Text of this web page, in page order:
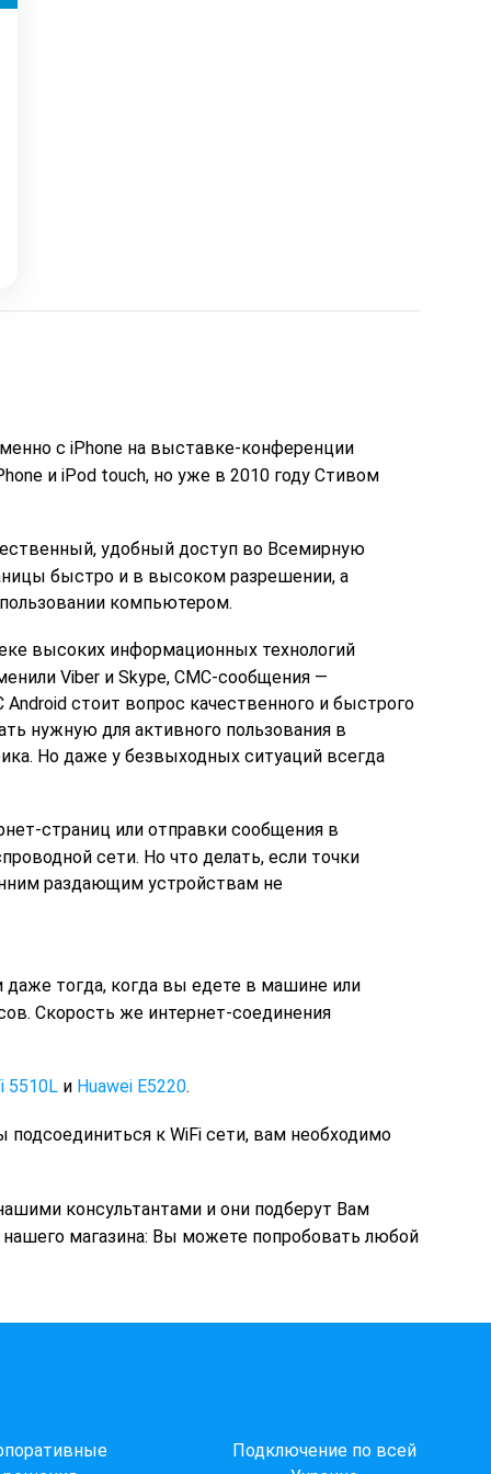
доплатою
с iPhone на выставке-конференции
и iPod touch, но уже в 2010 году Стивом
удобный доступ во Всемирную
быстро и в высоком разрешении, а
компьютером.
высоких информационных технологий
Viber и Skype, СМС-сообщения —
стоит вопрос качественного и быстрого
нужную для активного пользования в
Но даже у безвыходных ситуаций всегда
страниц или отправки сообщения в
сети. Но что делать, если точки
раздающим устройствам не
даже тогда, когда вы едете в машине или
Скорость же интернет-соединения
5510Lи Huawei E5220.
к WiFi сети, вам необходимо
консультантами и они подберут Вам
магазина: Вы можете попробовать любой
Подключение по всей